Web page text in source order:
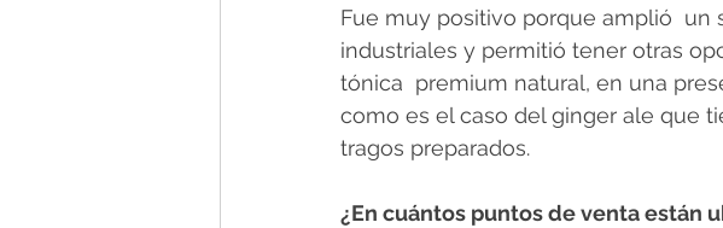
Fue muy positivo porque amplió  un
industriales y permitió tener otras
tónica  premium natural, en una
como es el caso del ginger ale que
tragos preparados.
¿En cuántos puntos de venta están